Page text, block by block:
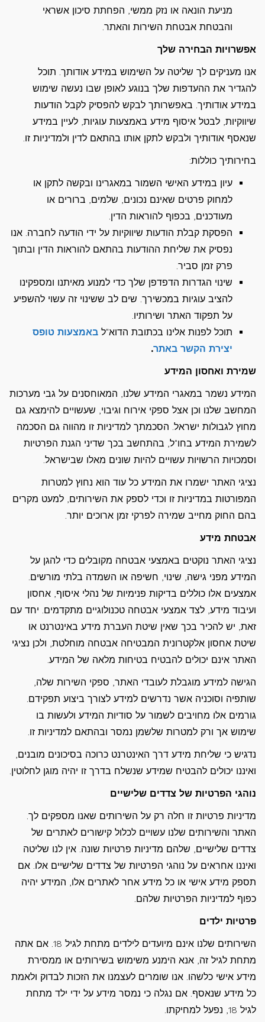
מניעת הונאה או נזק ממשי, הפחתת סיכון אשראי
והבטחת אבטחת השירות והאתר.
אפשרויות הבחירה שלך
אנו מעניקים לך שליטה על השימוש במידע אודותך. תוכל
להגדיר את ההעדפות שלך בנוגע לאופן שבו נעשה שימוש
במידע אודותיך. באפשרותך לבקש להפסיק לקבל הודעות
שיווקיות, לבטל איסוף מידע באמצעות עוגיות, לעיין במידע
שנאסף אודותיך ולבקש לתקן אותו בהתאם לדין ולמדיניות זו.
בחירותיך כוללות:
עיון במידע האישי השמור במאגרינו ובקשה לתקן או
למחוק פרטים שאינם נכונים, שלמים, ברורים או
מעודכנים, בכפוף להוראות הדין.
הפסקת קבלת הודעות שיווקיות על ידי הודעה לחברה. אנו
נפסיק את שליחת ההודעות בהתאם להוראות הדין ובתוך
פרק זמן סביר.
שינוי הגדרות הדפדפן שלך כדי למנוע מאיתנו ומספקינו
להציב עוגיות במכשירך. שים לב ששינוי זה עשוי להשפיע
על תפקוד האתר ושירותיו.
תוכל לפנות אלינו בכתובת הדוא"ל באמצעות טופס
יצירת הקשר באתר.
שמירת ואחסון המידע
המידע נשמר במאגרי המידע שלנו, המאוחסנים על גבי מערכות
המחשב שלנו וכן אצל ספקי אירוח וגיבוי, שעשויים להימצא גם
מחוץ לגבולות ישראל. הסכמתך למדיניות זו מהווה גם הסכמה
לשמירת המידע בחו"ל, בהתחשב בכך שדיני הגנת הפרטיות
וסמכויות הרשויות עשויים להיות שונים מאלו שבישראל.
נציגי האתר ישמרו את המידע כל עוד הוא נחוץ למטרות
המפורטות במדיניות זו וכדי לספק את השירותים, למעט מקרים
בהם החוק מחייב שמירה לפרקי זמן ארוכים יותר.
אבטחת מידע
נציגי האתר נוקטים באמצעי אבטחה מקובלים כדי להגן על
המידע מפני גישה, שינוי, חשיפה או השמדה בלתי מורשים.
אמצעים אלו כוללים בדיקות פנימיות של נהלי איסוף, אחסון
ועיבוד מידע, לצד אמצעי אבטחה טכנולוגיים מתקדמים. יחד עם
זאת, יש להכיר בכך שאין שיטת העברת מידע באינטרנט או
שיטת אחסון אלקטרונית המבטיחה אבטחה מוחלטת, ולכן נציגי
האתר אינם יכולים להבטיח בטיחות מלאה של המידע.
הגישה למידע מוגבלת לעובדי האתר, ספקי השירות שלה,
שותפיה וסוכניה אשר נדרשים למידע לצורך ביצוע תפקידם.
גורמים אלו מחויבים לשמור על סודיות המידע ולעשות בו
שימוש אך ורק למטרות שלשמן נמסר ובהתאם למדיניות זו.
נדגיש כי שליחת מידע דרך האינטרנט כרוכה בסיכונים מובנים,
ואיננו יכולים להבטיח שמידע שנשלח בדרך זו יהיה מוגן לחלוטין.
נוהגי הפרטיות של צדדים שלישיים
מדיניות פרטיות זו חלה רק על השירותים שאנו מספקים לך.
האתר והשירותים שלנו עשויים לכלול קישורים לאתרים של
צדדים שלישיים, שלהם מדיניות פרטיות שונה. אין לנו שליטה
ואיננו אחראים על נוהגי הפרטיות של צדדים שלישיים אלו. אם
תספק מידע אישי או כל מידע אחר לאתרים אלו, המידע יהיה
כפוף למדיניות הפרטיות שלהם.
פרטיות ילדים
השירותים שלנו אינם מיועדים לילדים מתחת לגיל 18. אם אתה
מתחת לגיל זה, אנא הימנע משימוש בשירותים או ממסירת
מידע אישי כלשהו. אנו שומרים לעצמנו את הזכות לבדוק ולאמת
כל מידע שנאסף. אם נגלה כי נמסר מידע על ידי ילד מתחת
לגיל 18, נפעל למחיקתו.